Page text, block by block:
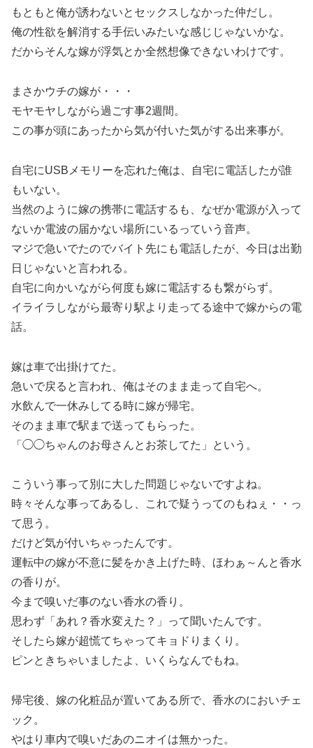
もともと俺が誘わないとセックスしなかった仲だし。
俺の性欲を解消する手伝いみたいな感じじゃないかな。
だからそんな嫁が浮気とか全然想像できないわけです。
まさかウチの嫁が・・・
モヤモヤしながら過ごす事2週間。
この事が頭にあったから気が付いた気がする出来事が。
自宅にUSBメモリーを忘れた俺は、自宅に電話したが誰
もいない。
当然のように嫁の携帯に電話するも、なぜか電源が入って
ないか電波の届かない場所にいるっていう音声。
マジで急いでたのでバイト先にも電話したが、今日は出勤
日じゃないと言われる。
自宅に向かいながら何度も嫁に電話するも繋がらず。
イライラしながら最寄り駅より走ってる途中で嫁からの電
話。
嫁は車で出掛けてた。
急いで戻ると言われ、俺はそのまま走って自宅へ。
水飲んで一休みしてる時に嫁が帰宅。
そのまま車で駅まで送ってもらった。
「◯◯ちゃんのお母さんとお茶してた」という。
こういう事って別に大した問題じゃないですよね。
時々そんな事ってあるし、これで疑うってのもねぇ・・っ
て思う。
だけど気が付いちゃったんです。
運転中の嫁が不意に髪をかき上げた時、ほわぁ～んと香水
の香りが。
今まで嗅いだ事のない香水の香り。
思わず「あれ？香水変えた？」って聞いたんです。
そしたら嫁が超慌てちゃってキョドりまくり。
ピンときちゃいましたよ、いくらなんでもね。
帰宅後、嫁の化粧品が置いてある所で、香水のにおいチェ
ック。
やはり車内で嗅いだあのニオイは無かった。